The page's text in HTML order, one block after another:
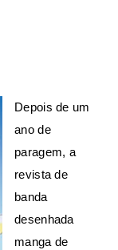
Depois de um
ano de
paragem, a
revista de
banda
desenhada
manga de